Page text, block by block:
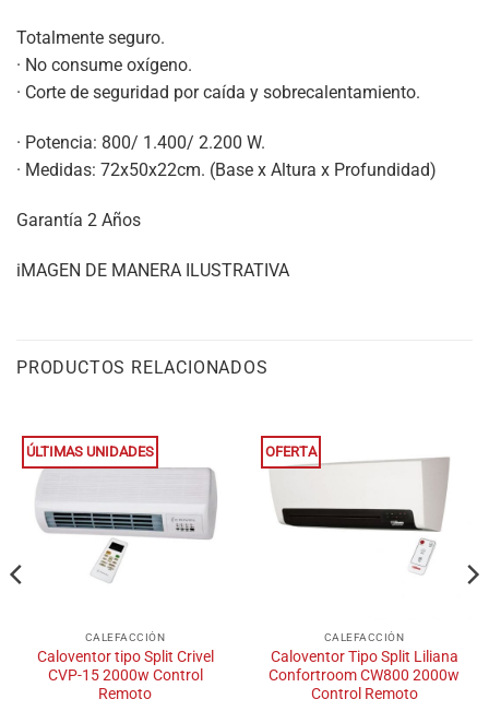
Totalmente seguro.
· No consume oxígeno.
· Corte de seguridad por caída y sobrecalentamiento.
· Potencia: 800/ 1.400/ 2.200 W.
· Medidas: 72x50x22cm. (Base x Altura x Profundidad)
Garantía 2 Años
iMAGEN DE MANERA ILUSTRATIVA
PRODUCTOS RELACIONADOS
ÚLTIMAS UNIDADES
CALEFACCIÓN
Caloventor tipo Split Crivel
CVP-15 2000w Control
Remoto
OFERTA
CALEFACCIÓN
Caloventor Tipo Split Liliana
Confortroom CW800 2000w
Control Remoto